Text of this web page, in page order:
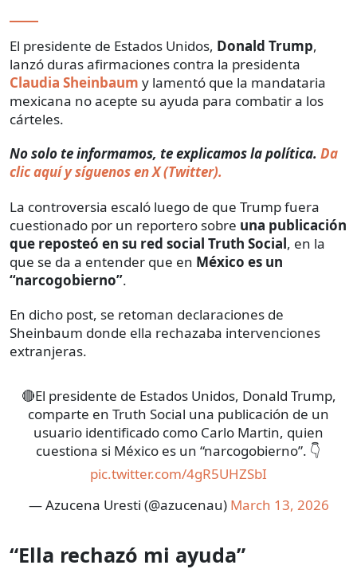
El presidente de Estados Unidos, Donald Trump,
lanzó duras afirmaciones contra la presidenta
Claudia Sheinbaum y lamentó que la mandataria
mexicana no acepte su ayuda para combatir a los
cárteles.
No solo te informamos, te explicamos la política. Da
clic aquí y síguenos en X (Twitter).
La controversia escaló luego de que Trump fuera
cuestionado por un reportero sobre una publicación
que reposteó en su red social Truth Social, en la
que se da a entender que en México es un
“narcogobierno”.
En dicho post, se retoman declaraciones de
Sheinbaum donde ella rechazaba intervenciones
extranjeras.
🔴El presidente de Estados Unidos, Donald Trump,
comparte en Truth Social una publicación de un
usuario identificado como Carlo Martin, quien
cuestiona si México es un “narcogobierno”. 👇
pic.twitter.com/4gR5UHZSbI
— Azucena Uresti (@azucenau) March 13, 2026
“Ella rechazó mi ayuda”